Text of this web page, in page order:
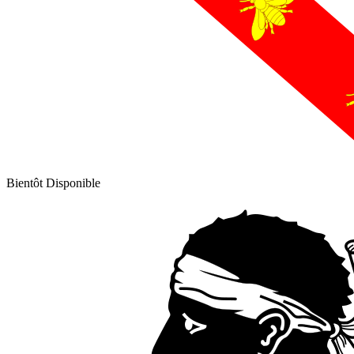
Bientôt Disponible